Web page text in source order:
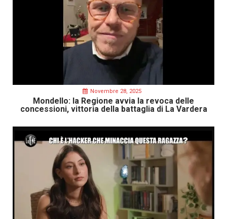
Novembre 28, 2025
Mondello: la Regione avvia la revoca delle
concessioni, vittoria della battaglia di La Vardera